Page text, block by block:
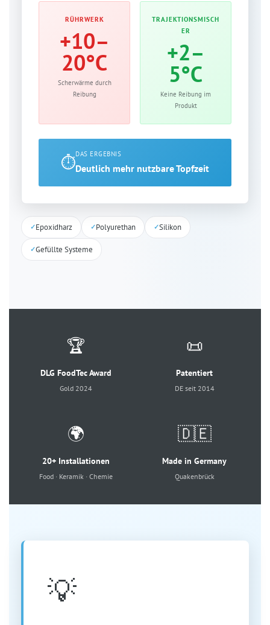
RÜHRWERK
+10–
20°C
Scherwärme durch
Reibung
TRAJEKTIONSMISCH
ER
+2–
5°C
Keine Reibung im
Produkt
⏱️DAS ERGEBNIS
Deutlich mehr nutzbare Topfzeit
Epoxidharz Polyurethan Silikon
Gefüllte Systeme
🏆
DLG FoodTec Award
Gold 2024
📜
Patentiert
DE seit 2014
🌍
20+ Installationen
Food · Keramik · Chemie
🇩🇪
Made in Germany
Quakenbrück
💡